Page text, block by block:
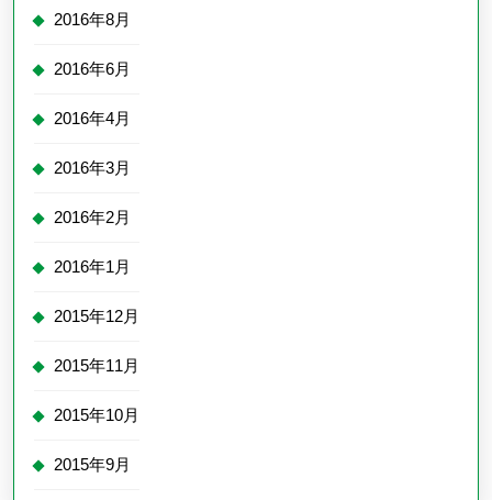
2016年8月
2016年6月
2016年4月
2016年3月
2016年2月
2016年1月
2015年12月
2015年11月
2015年10月
2015年9月